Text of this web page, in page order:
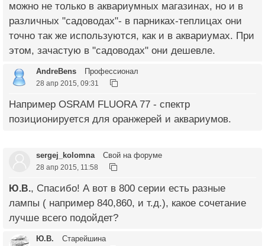
можно не только в аквариумных магазинах, но и в
различных "садоводах"- в парниках-теплицах они
точно так же используются, как и в аквариумах. При
этом, зачастую в "садоводах" они дешевле.
AndreBens Профессионал
28 апр 2015, 09:31
Например OSRAM FLUORA 77 - спектр
позиционируется для оранжерей и аквариумов.
sergej_kolomna Свой на форуме
28 апр 2015, 11:58
Ю.В., Спасибо! А вот в 800 серии есть разные
лампы ( например 840,860, и т.д.), какое сочетание
лучше всего подойдет?
Ю.В. Старейшина